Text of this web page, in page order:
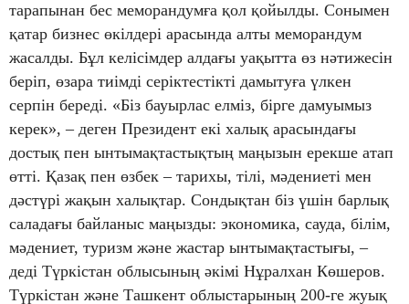
тарапынан бес меморандумға қол қойылды. Сонымен
қатар бизнес өкілдері арасында алты меморандум
жасалды. Бұл келісімдер алдағы уақытта өз нәтижесін
беріп, өзара тиімді серіктестікті дамытуға үлкен
серпін береді. «Біз бауырлас елміз, бірге дамуымыз
керек», – деген Президент екі халық арасындағы
достық пен ынтымақтастықтың маңызын ерекше атап
өтті. Қазақ пен өзбек – тарихы, тілі, мәдениеті мен
дәстүрі жақын халықтар. Сондықтан біз үшін барлық
саладағы байланыс маңызды: экономика, сауда, білім,
мәдениет, туризм және жастар ынтымақтастығы, –
деді Түркістан облысының әкімі Нұралхан Көшеров.
Түркістан және Ташкент облыстарының 200-ге жуық